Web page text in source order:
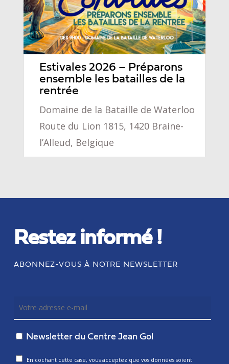
Estivales 2026 – Préparons
ensemble les batailles de la
rentrée
Domaine de la Bataille de Waterloo
Route du Lion 1815, 1420 Braine-
l’Alleud, Belgique
Restez informé !
ABONNEZ-VOUS À NOTRE NEWSLETTER
Newsletter du Centre Jean Gol
En cochant cette case, vous acceptez que vos données soient